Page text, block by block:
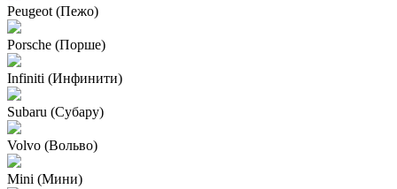
Peugeot (Пежо)
Porsche (Порше)
Infiniti (Инфинити)
Subaru (Субару)
Volvo (Вольво)
Mini (Мини)